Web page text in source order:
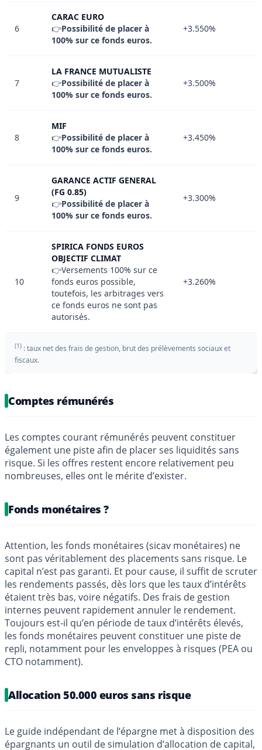
6
CARAC EURO
👉Possibilité de placer à
100% sur ce fonds euros.
+3.550%
7
LA FRANCE MUTUALISTE
👉Possibilité de placer à
100% sur ce fonds euros.
+3.500%
8
MIF
👉Possibilité de placer à
100% sur ce fonds euros.
+3.450%
9
GARANCE ACTIF GENERAL
(FG 0.85)
👉Possibilité de placer à
100% sur ce fonds euros.
+3.300%
10
SPIRICA FONDS EUROS
OBJECTIF CLIMAT
👉Versements 100% sur ce
fonds euros possible,
toutefois, les arbitrages vers
ce fonds euros ne sont pas
autorisés.
+3.260%
(1) : taux net des frais de gestion, brut des prélèvements sociaux et
fiscaux.
Comptes rémunérés
Les comptes courant rémunérés peuvent constituer
également une piste afin de placer ses liquidités sans
risque. Si les offres restent encore relativement peu
nombreuses, elles ont le mérite d’exister.
Fonds monétaires ?
Attention, les fonds monétaires (sicav monétaires) ne
sont pas véritablement des placements sans risque. Le
capital n’est pas garanti. Et pour cause, il suffit de scruter
les rendements passés, dès lors que les taux d’intérêts
étaient très bas, voire négatifs. Des frais de gestion
internes peuvent rapidement annuler le rendement.
Toujours est-il qu’en période de taux d’intérêts élevés,
les fonds monétaires peuvent constituer une piste de
repli, notamment pour les enveloppes à risques (PEA ou
CTO notamment).
Allocation 50.000 euros sans risque
Le guide indépendant de l’épargne met à disposition des
épargnants un outil de simulation d’allocation de capital,